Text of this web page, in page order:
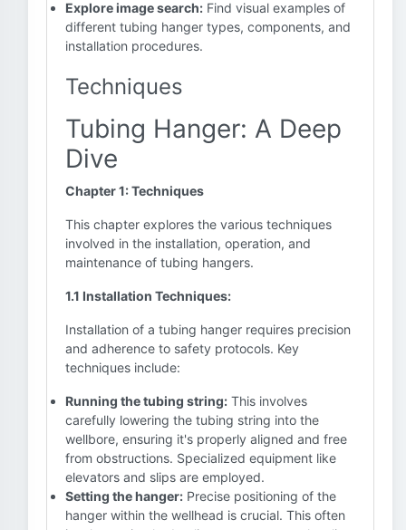
Explore image search: Find visual examples of
different tubing hanger types, components, and
installation procedures.
Techniques
Tubing Hanger: A Deep
Dive
Chapter 1: Techniques
This chapter explores the various techniques
involved in the installation, operation, and
maintenance of tubing hangers.
1.1 Installation Techniques:
Installation of a tubing hanger requires precision
and adherence to safety protocols. Key
techniques include:
Running the tubing string: This involves
carefully lowering the tubing string into the
wellbore, ensuring it's properly aligned and free
from obstructions. Specialized equipment like
elevators and slips are employed.
Setting the hanger: Precise positioning of the
hanger within the wellhead is crucial. This often